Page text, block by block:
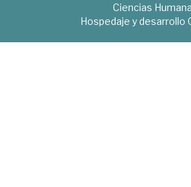
Ciencias
Hospedaje y desarrollo